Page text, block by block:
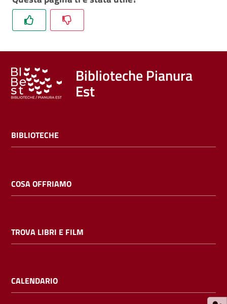
libri
Calendario
Bambini
e
E
m
i
b
Biblioteche Pianura
Est
BIBLIOTECHE
COSA OFFRIAMO
TROVA LIBRI E FILM
CALENDARIO